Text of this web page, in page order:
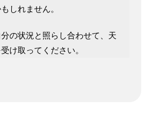
しれません。
の状況と照らし合わせて、天
け取ってください。